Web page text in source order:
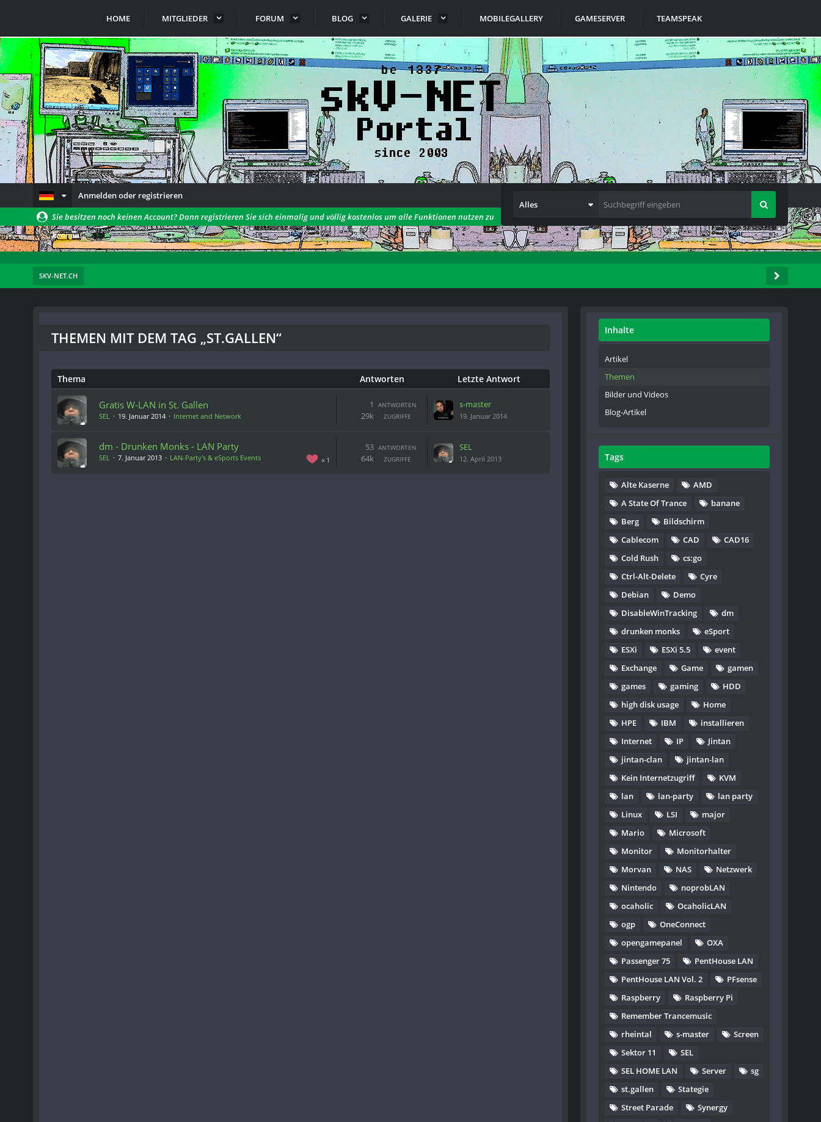
HOME MITGLIEDER FORUM BLOG GALERIE MOBILEGALLERY GAMESERVER TEAMSPEAK
Anmelden oder registrieren
Alles
Sie besitzen noch keinen Account? Dann registrieren Sie sich einmalig und völlig kostenlos um alle Funktionen nutzen zu
können!
SKV-NET.CH
THEMEN MIT DEM TAG „ST.GALLEN“
Thema Antworten Letzte Antwort
Gratis W-LAN in St. Gallen
SEL 19. Januar 2014 Internet and Network
ANTWORTEN
1
ZUGRIFFE
29k
s-master
19. Januar 2014
dm - Drunken Monks - LAN Party
1
SEL 7. Januar 2013 LAN-Party's & eSports Events
ANTWORTEN
53
ZUGRIFFE
64k
SEL
12. April 2013
Inhalte
Artikel
Themen
Bilder und Videos
Blog-Artikel
Tags
Alte Kaserne
AMD
A State Of Trance
banane
Berg
Bildschirm
Cablecom
CAD
CAD16
Cold Rush
cs:go
Ctrl-Alt-Delete
Cyre
Debian
Demo
DisableWinTracking
dm
drunken monks
eSport
ESXi
ESXi 5.5
event
Exchange
Game
gamen
games
gaming
HDD
high disk usage
Home
HPE
IBM
installieren
Internet
IP
Jintan
jintan-clan
jintan-lan
Kein Internetzugriff
KVM
lan
lan-party
lan party
Linux
LSI
major
Mario
Microsoft
Monitor
Monitorhalter
Morvan
NAS
Netzwerk
Nintendo
noprobLAN
ocaholic
OcaholicLAN
ogp
OneConnect
opengamepanel
OXA
Passenger 75
PentHouse LAN
PentHouse LAN Vol. 2
PFsense
Raspberry
Raspberry Pi
Remember Trancemusic
rheintal
s-master
Screen
Sektor 11
SEL
SEL HOME LAN
Server
sg
st.gallen
Stategie
Street Parade
Synergy